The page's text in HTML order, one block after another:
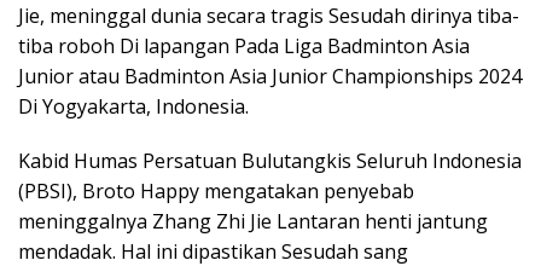
Jie, meninggal dunia secara tragis Sesudah dirinya tiba-
tiba roboh Di lapangan Pada Liga Badminton Asia
Junior atau Badminton Asia Junior Championships 2024
Di Yogyakarta, Indonesia.
Kabid Humas Persatuan Bulutangkis Seluruh Indonesia
(PBSI), Broto Happy mengatakan penyebab
meninggalnya Zhang Zhi Jie Lantaran henti jantung
mendadak. Hal ini dipastikan Sesudah sang